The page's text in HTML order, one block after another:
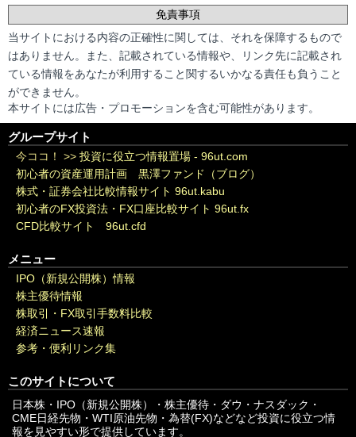
免責事項
当サイトにおける内容の正確性に関しては、それを保障するもので
はありません。また、記載されている情報や、リンク先に記載され
ている情報をあなたが利用すること関するいかなる責任も負うこと
ができません。
本サイトには広告・プロモーションを含む可能性があります。
グループサイト
今ココ！ >> 投資に役立つ情報置場 - 96ut.com
初心者の資産運用計画 黒澤ファンド（ブログ）
株式・証券会社比較情報サイト 96ut.kabu
初心者のFX投資法・FX口座比較サイト 96ut.fx
CFD比較サイト 96ut.cfd
メニュー
IPO（新規公開株）情報
株主優待情報
株取引・FX取引手数料比較
経済ニュース速報
参考・便利リンク集
このサイトについて
日本株・IPO（新規公開株）・株主優待・ダウ・ナスダック・
CME日経先物・WTI原油先物・為替(FX)などなど投資に役立つ情
報を見やすい形で提供しています。